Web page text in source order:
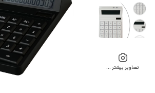
تصاویر بیشتر …